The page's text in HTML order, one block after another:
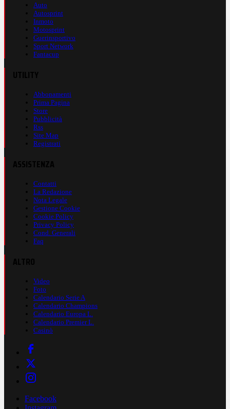
Auto
Autosprint
Inmoto
Motosprint
Guerinsportivo
Sport Network
Fantacup
Abbonamenti
Prima Pagina
Store
Pubblicità
Rss
Site Map
Registrati
Contatti
La Redazione
Nota Legale
Gestione Cookie
Cookie Policy
Privacy Policy
Cond. Generali
Faq
Video
Foto
Calendario Serie A
Calendario Champions
Calendario Europa L.
Calendario Premier L.
Casinò
Facebook